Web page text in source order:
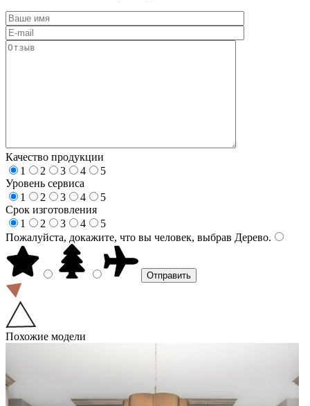
Качество продукции
1
2 3 4
5
Уровень сервиса
1
2 3 4
5
Срок изготовления
1
2 3 4
5
Пожалуйста, докажите, что вы человек, выбрав Дерево.
Похожие модели